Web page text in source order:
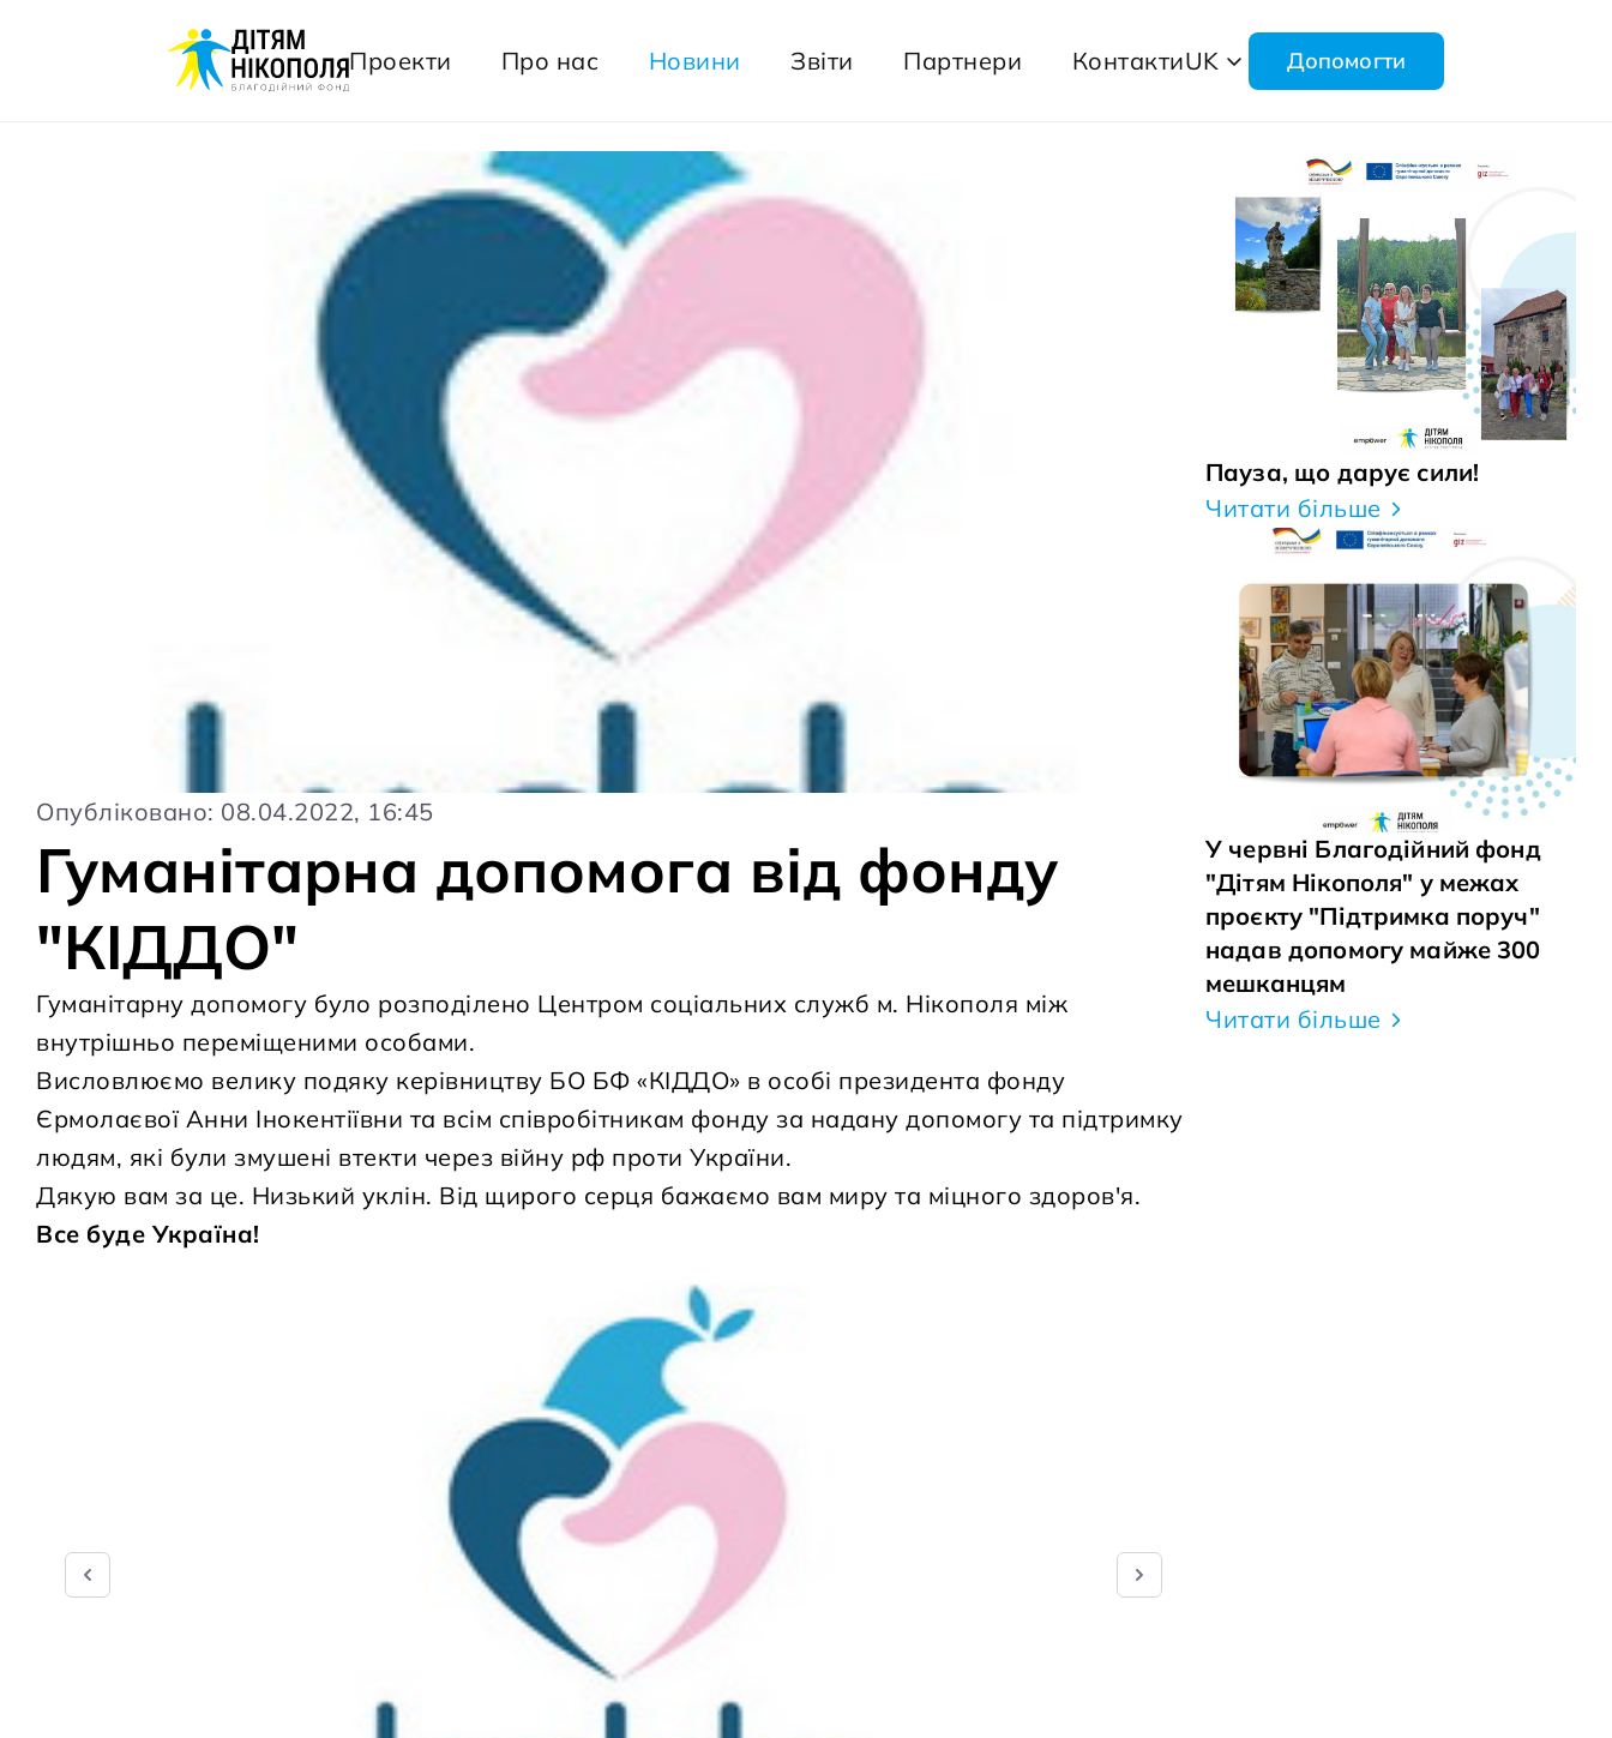
Проекти Про нас Новини Звіти Партнери КонтактиUK Допомогти
Опубліковано: 08.04.2022, 16:45
Гуманітарна допомога від фонду
"КІДДО"
Гуманітарну допомогу було розподілено Центром соціальних служб м. Нікополя між
внутрішньо переміщеними особами.
Висловлюємо велику подяку керівництву БО БФ «КІДДО» в особі президента фонду
Єрмолаєвої Анни Інокентіївни та всім співробітникам фонду за надану допомогу та підтримку
людям, які були змушені втекти через війну рф проти України.
Дякую вам за це. Низький уклін. Від щирого серця бажаємо вам миру та міцного здоров'я.
Все буде Україна!
Пауза, що дарує сили!
Читати більше
У червні Благодійний фонд
"Дітям Нікополя" у межах
проєкту "Підтримка поруч"
надав допомогу майже 300
мешканцям
Читати більше